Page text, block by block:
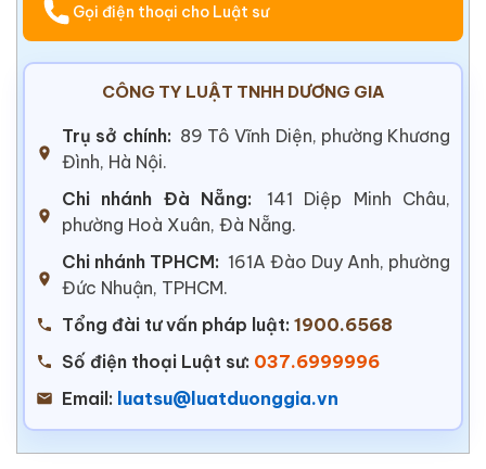
Gọi điện thoại cho Luật sư
CÔNG TY LUẬT TNHH DƯƠNG GIA
Trụ sở chính: 89 Tô Vĩnh Diện, phường Khương
Đình, Hà Nội.
Chi nhánh Đà Nẵng:
141 Diệp Minh Châu,
phường Hoà Xuân, Đà Nẵng.
Chi nhánh TPHCM: 161A Đào Duy Anh, phường
Đức Nhuận, TPHCM.
Tổng đài tư vấn pháp luật: 1900.6568
Số điện thoại Luật sư: 037.6999996
Email: luatsu@luatduonggia.vn